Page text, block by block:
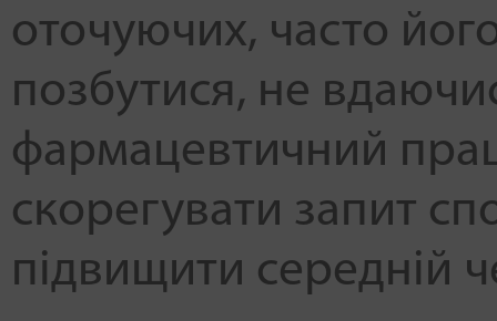
оточуючих, часто
позбутися, не
фармацевтичний
скорегувати запит
підвищити середній